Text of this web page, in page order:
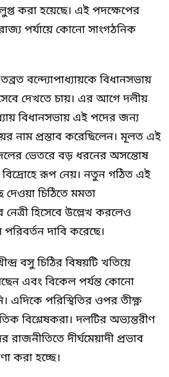
করা হয়েছে। এই পদক্ষেপের
পর্যায়ে কোনো সাংগঠনিক
বন্দ্যোপাধ্যায়কে বিধানসভায়
দেখতে চায়। এর আগে দলীয়
বিধানসভায় এই পদের জন্য
নাম প্রস্তাব করেছিলেন। মূলত এই
দলের ভেতরে বড় ধরনের অসন্তোষ
বিদ্রোহে রূপ নেয়। নতুন গঠিত এই
চিঠিতে মমতা
নেত্রী হিসেবে উল্লেখ করলেও
দাবি করেছে।
বসু চিঠির বিষয়টি খতিয়ে
এবং বিকেল পর্যন্ত কোনো
এদিকে পরিস্থিতির ওপর তীক্ষ্ণ
বিশ্লেষকরা। দলটির অভ্যন্তরীণ
রাজনীতিতে দীর্ঘমেয়াদী প্রভাব
করা হচ্ছে।